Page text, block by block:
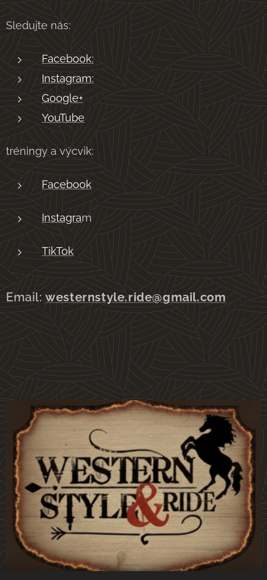
Sledujte nás:
Facebook:
Instagram:
Google+
YouTube
tréningy a výcvik:
Facebook
Instagram
TikTok
Email:westernstyle.ride@gmail.com